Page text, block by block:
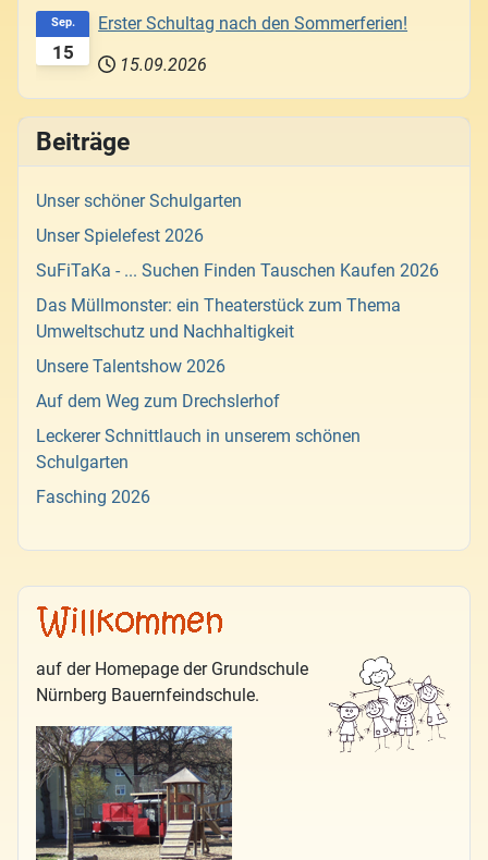
auf der Homepage der Grundschule
Nürnberg Bauernfeindschule.
15
Sep.
Erster Schultag nach den Sommerferien!
15.09.2026
Beiträge
Unser schöner Schulgarten
Unser Spielefest 2026
SuFiTaKa - ... Suchen Finden Tauschen Kaufen 2026
Das Müllmonster: ein Theaterstück zum Thema
Umweltschutz und Nachhaltigkeit
Unsere Talentshow 2026
Auf dem Weg zum Drechslerhof
Leckerer Schnittlauch in unserem schönen
Schulgarten
Fasching 2026